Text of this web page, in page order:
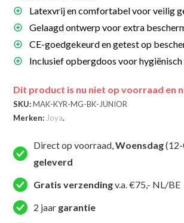
Latexvrij en comfortabel voor veilig
Gelaagd ontwerp voor extra
CE-goedgekeurd en getest op
Inclusief opbergdoos voor hygiënisch
Dit product is nu niet op voorraad en
SKU:MAK-KYR-MG-BK-JUNIOR
Merken: Joya.
Direct op voorraad,Woensdag
geleverd
Gratis verzendingv.a. €75,- NL/BE
2 jaar garantie